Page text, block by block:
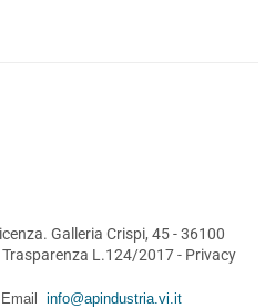
Galleria Crispi, 45 - 36100
Trasparenza L.124/2017- Privacy
info@apindustria.vi.it